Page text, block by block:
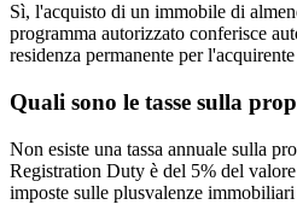
Sì, l'acquisto di un immobile di
programma autorizzato conferisce
residenza permanente per
Quali sono le tasse sulla
Non esiste una tassa annuale sulla
Registration Duty è del 5% del
imposte sulle plusvalenze